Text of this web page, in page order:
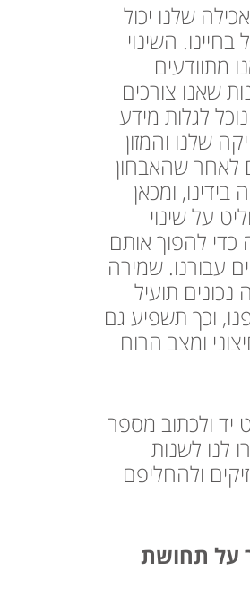
שלנו יכול
בחיינו. השינוי
מתוודעים
שאנו צורכים
לגלות מידע
שלנו והמזון
לאחר שהאבחון
בידינו, ומכאן
על שינוי
כדי להפוך אותם
עבורנו. שמירה
נכונים תועיל
וכך תשפיע גם
ומצב הרוח
יד ולכתוב מספר
לנו לשנות
ולהחליפם
על תחושת